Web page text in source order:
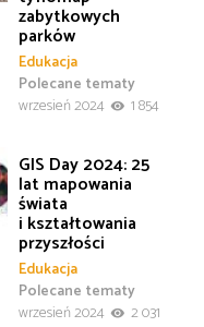
zabytkowych
parków
Edukacja
Polecane tematy
wrzesień 2024
1 854
GIS Day 2024: 25
lat mapowania
świata
i kształtowania
przyszłości
Edukacja
Polecane tematy
wrzesień 2024
2 031